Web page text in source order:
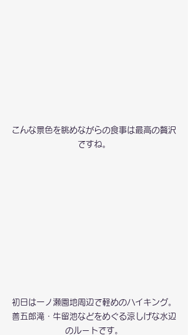
こんな景色を眺めながらの食事は最高の贅沢
ですね。
初日は一ノ瀬園地周辺で軽めのハイキング。
善五郎滝・牛留池などをめぐる涼しげな水辺
のルートです。